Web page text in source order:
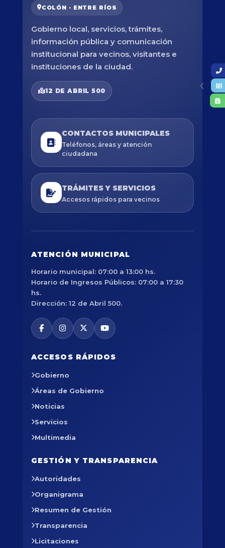
COLÓN · ENTRE RÍOS
Gobierno local, servicios, trámites,
información pública y comunicación
institucional para vecinos, visitantes e
instituciones de la ciudad.
12 DE ABRIL 500
CONTACTOS MUNICIPALES
Teléfonos, áreas y atención
ciudadana
TRÁMITES Y SERVICIOS
Accesos rápidos para vecinos
ATENCIÓN MUNICIPAL
Horario municipal: 07:00 a 13:00 hs.
Horario de Ingresos Públicos: 07:00 a 17:30
hs.
Dirección: 12 de Abril 500.
ACCESOS RÁPIDOS
Gobierno
Áreas de Gobierno
Noticias
Servicios
Multimedia
GESTIÓN Y TRANSPARENCIA
Autoridades
Organigrama
Resumen de Gestión
Transparencia
Licitaciones